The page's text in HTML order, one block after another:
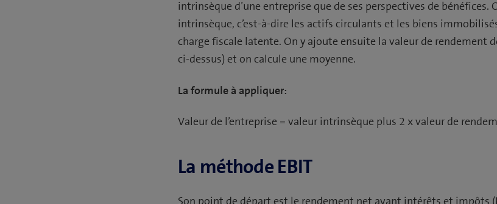
intrinsèque d’une entreprise que de ses perspectives de bénéfices.
intrinsèque, c’est-à-dire les actifs circulants et les biens
charge fiscale latente. On y ajoute ensuite la valeur de rendement
ci-dessus) et on calcule une moyenne.
La formule à appliquer:
Valeur de l’entreprise = valeur intrinsèque plus 2 x valeur de
La méthode EBIT